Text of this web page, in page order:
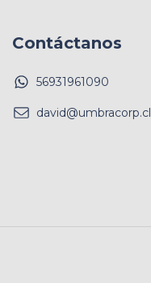
Contáctanos
56931961090
david@umbracorp.cl